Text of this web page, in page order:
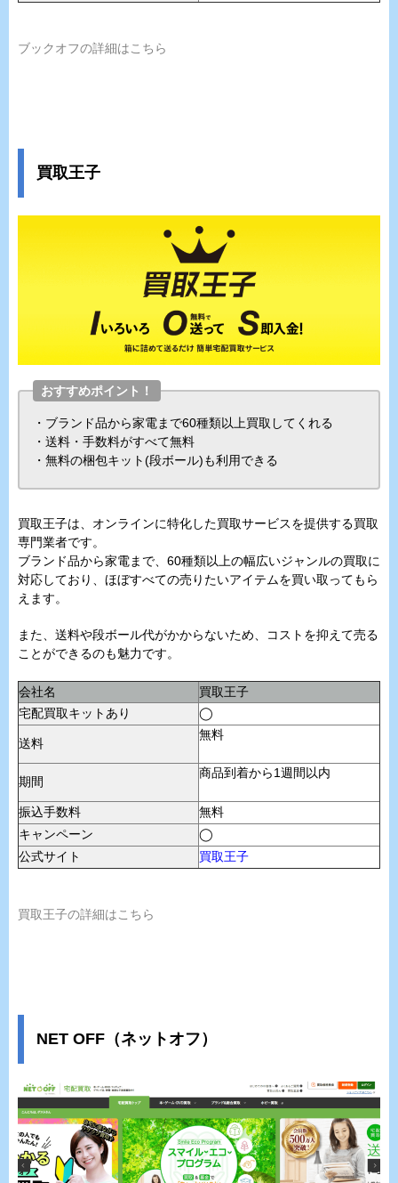
ブックオフの詳細はこちら
買取王子
おすすめポイント！
・ブランド品から家電まで60種類以上買取してくれる
・送料・手数料がすべて無料
・無料の梱包キット(段ボール)も利用できる
買取王子は、オンラインに特化した買取サービスを提供する買取
専門業者です。
ブランド品から家電まで、60種類以上の幅広いジャンルの買取に
対応しており、ほぼすべての売りたいアイテムを買い取ってもら
えます。
また、送料や段ボール代がかからないため、コストを抑えて売る
ことができるのも魅力です。
会社名
買取王子
宅配買取キットあり
◯
送料
無料
期間
商品到着から1週間以内
振込手数料
無料
キャンペーン
◯
公式サイト
買取王子
買取王子の詳細はこちら
NET OFF（ネットオフ）